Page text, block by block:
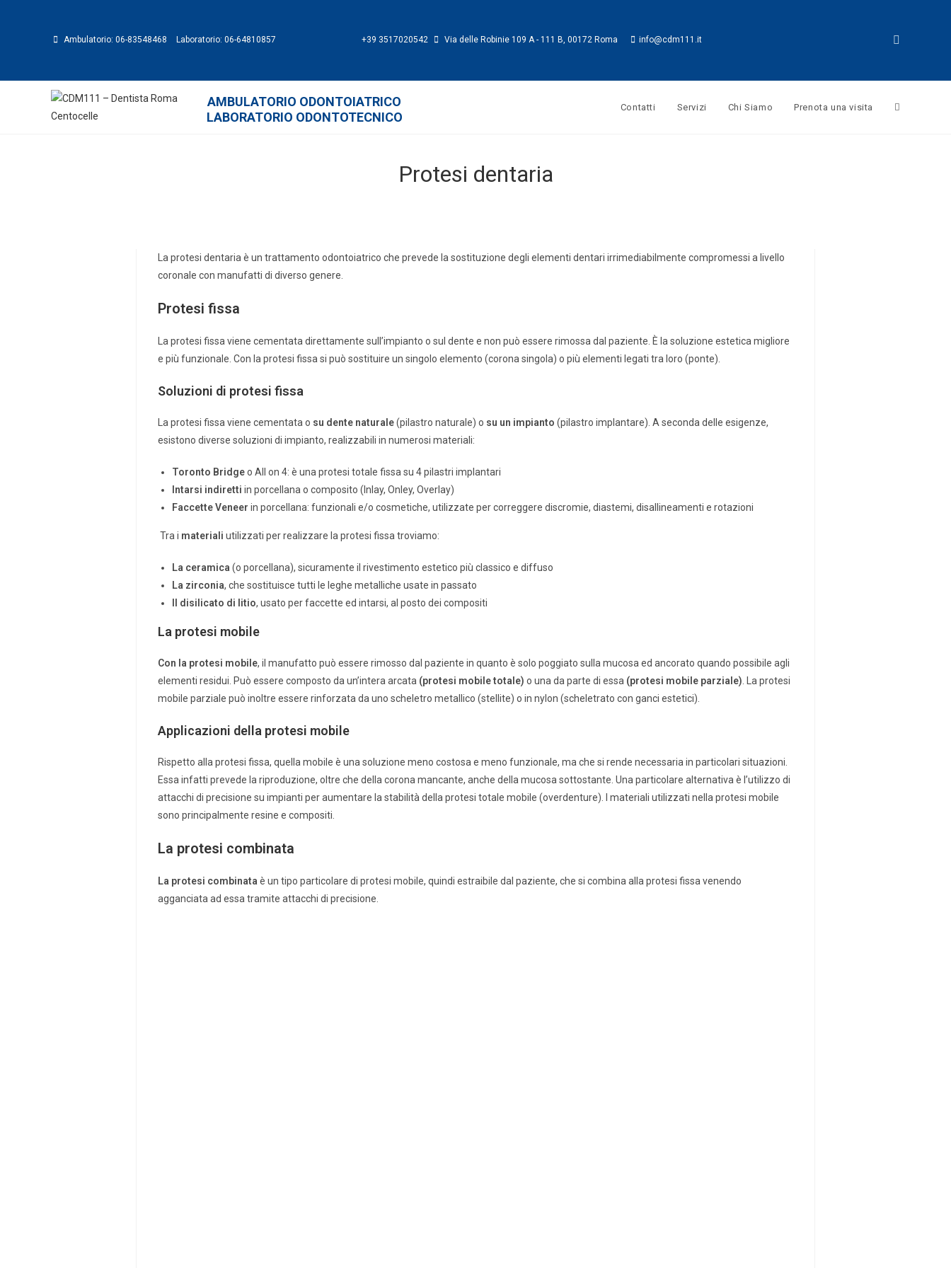
Ambulatorio: 06-83548468 Laboratorio: 06-64810857 +39 3517020542 Via delle Robinie 109 A - 111 B, 00172 Roma info@cdm111.it
Ambulatorio odontoiatrico
laboratorio odontotecnico Contatti Servizi Chi Siamo Prenota una visita
Protesi dentaria
La protesi dentaria è un trattamento odontoiatrico che prevede la sostituzione degli elementi dentari irrimediabilmente compromessi a livello
coronale con manufatti di diverso genere.
Protesi fissa
La protesi fissa viene cementata direttamente sull’impianto o sul dente e non può essere rimossa dal paziente. È la soluzione estetica migliore
e più funzionale. Con la protesi fissa si può sostituire un singolo elemento (corona singola) o più elementi legati tra loro (ponte).
Soluzioni di protesi fissa
La protesi fissa viene cementata o su dente naturale(pilastro naturale) o su un impianto (pilastro implantare). A seconda delle esigenze,
esistono diverse soluzioni di impianto, realizzabili in numerosi materiali:
Toronto Bridgeo All on 4: è una protesi totale fissa su 4 pilastri implantari
Intarsi indiretti in porcellana o composito (Inlay, Onley, Overlay)
Faccette Veneer in porcellana: funzionali e/o cosmetiche, utilizzate per correggere discromie, diastemi, disallineamenti e rotazioni
Tra i materiali utilizzati per realizzare la protesi fissa troviamo:
La ceramica (o porcellana), sicuramente il rivestimento estetico più classico e diffuso
La zirconia, che sostituisce tutti le leghe metalliche usate in passato
Il disilicato di litio, usato per faccette ed intarsi, al posto dei compositi
La protesi mobile
Con la protesi mobile, il manufatto può essere rimosso dal paziente in quanto è solo poggiato sulla mucosa ed ancorato quando possibile agli
elementi residui. Può essere composto da un’intera arcata (protesi mobile totale) o una da parte di essa (protesi mobile parziale) . La protesi
mobile parziale può inoltre essere rinforzata da uno scheletro metallico (stellite) o in nylon (scheletrato con ganci estetici).
Applicazioni della protesi mobile
Rispetto alla protesi fissa, quella mobile è una soluzione meno costosa e meno funzionale, ma che si rende necessaria in particolari situazioni.
Essa infatti prevede la riproduzione, oltre che della corona mancante, anche della mucosa sottostante. Una particolare alternativa è l’utilizzo di
attacchi di precisione su impianti per aumentare la stabilità della protesi totale mobile (overdenture). I materiali utilizzati nella protesi mobile
sono principalmente resine e compositi.
La protesi combinata
La protesi combinata è un tipo particolare di protesi mobile, quindi estraibile dal paziente, che si combina alla protesi fissa venendo
agganciata ad essa tramite attacchi di precisione.